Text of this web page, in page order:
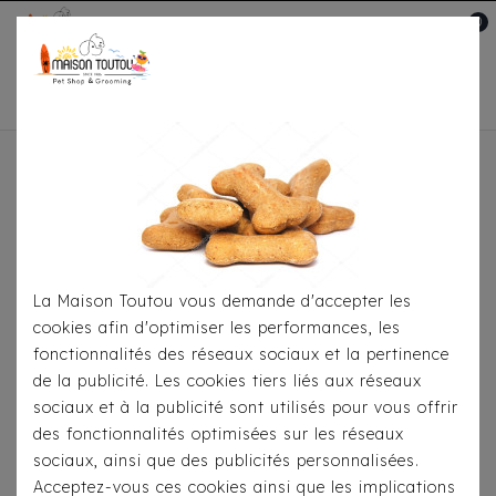
0
Soins-Hygiène Brosses & Toilettage
La Maison Toutou vous demande d'accepter les
cookies afin d'optimiser les performances, les
fonctionnalités des réseaux sociaux et la pertinence
de la publicité. Les cookies tiers liés aux réseaux
sociaux et à la publicité sont utilisés pour vous offrir
des fonctionnalités optimisées sur les réseaux
sociaux, ainsi que des publicités personnalisées.
Acceptez-vous ces cookies ainsi que les implications